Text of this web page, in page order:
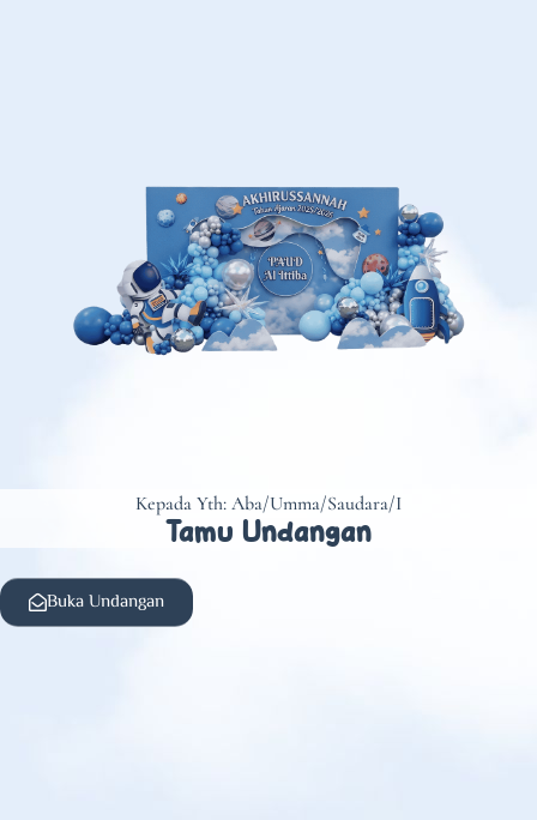
Kepada Yth: Aba/Umma/Saudara/I
Tamu Undangan
Buka Undangan